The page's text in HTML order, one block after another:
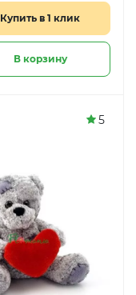
Купить в 1 клик
В корзину
5